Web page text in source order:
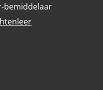
bemiddelaar